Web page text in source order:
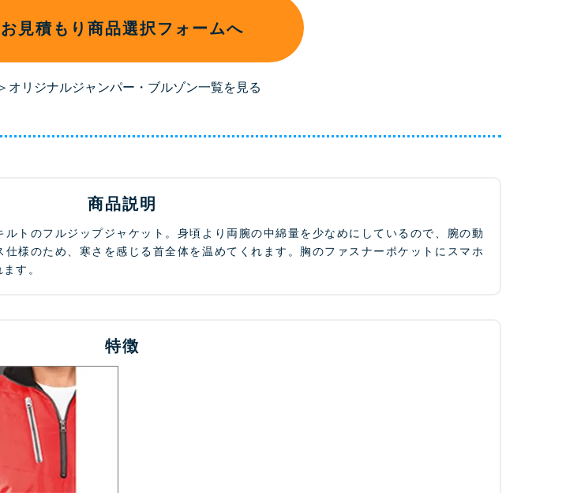
お見積もり商品選択フォームへ
オリジナルジャンパー・ブルゾン一覧を見る
商品説明
トのフルジップジャケット。身頃より両腕の中綿量を少なめにしているので、腕の動
様のため、寒さを感じる首全体を温めてくれます。胸のファスナーポケットにスマホ
す。
特徴